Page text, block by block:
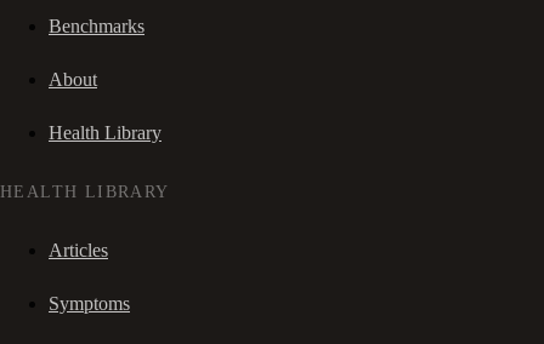
Benchmarks
About
Health Library
HEALTH LIBRARY
Articles
Symptoms